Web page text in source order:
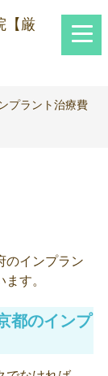
【厳
プラント治療費
のインプラン
す。
都のインプ